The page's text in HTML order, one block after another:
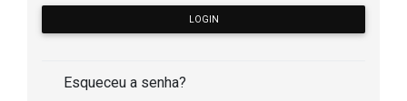
LOGIN
Esqueceu a senha?